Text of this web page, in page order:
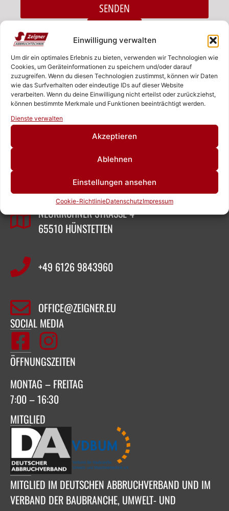
Einwilligung verwalten
Um dir ein optimales Erlebnis zu bieten, verwenden wir Technologien wie
Cookies, um Geräteinformationen zu speichern und/oder darauf
zuzugreifen. Wenn du diesen Technologien zustimmst, können wir Daten
wie das Surfverhalten oder eindeutige IDs auf dieser Website
verarbeiten. Wenn du deine Einwilligung nicht erteilst oder zurückziehst,
können bestimmte Merkmale und Funktionen beeinträchtigt werden.
Dienste verwalten
Akzeptieren
Ablehnen
Einstellungen ansehen
Cookie-RichtlinieDatenschutzImpressum
SENDEN
ZEIGNER ABBRUCHTECHNIK
SASCHA ZEIGNER
NEUKIRCHNER STRASSE 4
65510 HÜNSTETTEN
+49 6126 9843960‬
OFFICE@ZEIGNER.EU
SOCIAL MEDIA
ÖFFNUNGSZEITEN
MONTAG – FREITAG
7:00 – 16:30
MITGLIED
MITGLIED IM DEUTSCHEN ABBRUCHVERBAND UND IM
VERBAND DER BAUBRANCHE, UMWELT- UND
Rufen Sie uns an!